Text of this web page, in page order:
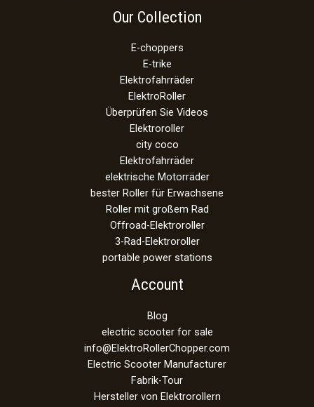
Our Collection
E-choppers
E-trike
Elektrofahrräder
ElektroRoller
Überprüfen Sie Videos
Elektroroller
city coco
Elektrofahrräder
elektrische Motorräder
bester Roller für Erwachsene
Roller mit großem Rad
Offroad-Elektroroller
3-Rad-Elektroroller
portable power stations
Account
Blog
electric scooter for sale
info@ElektroRollerChopper.com
Electric Scooter Manufacturer
Fabrik-Tour
Hersteller von Elektrorollern